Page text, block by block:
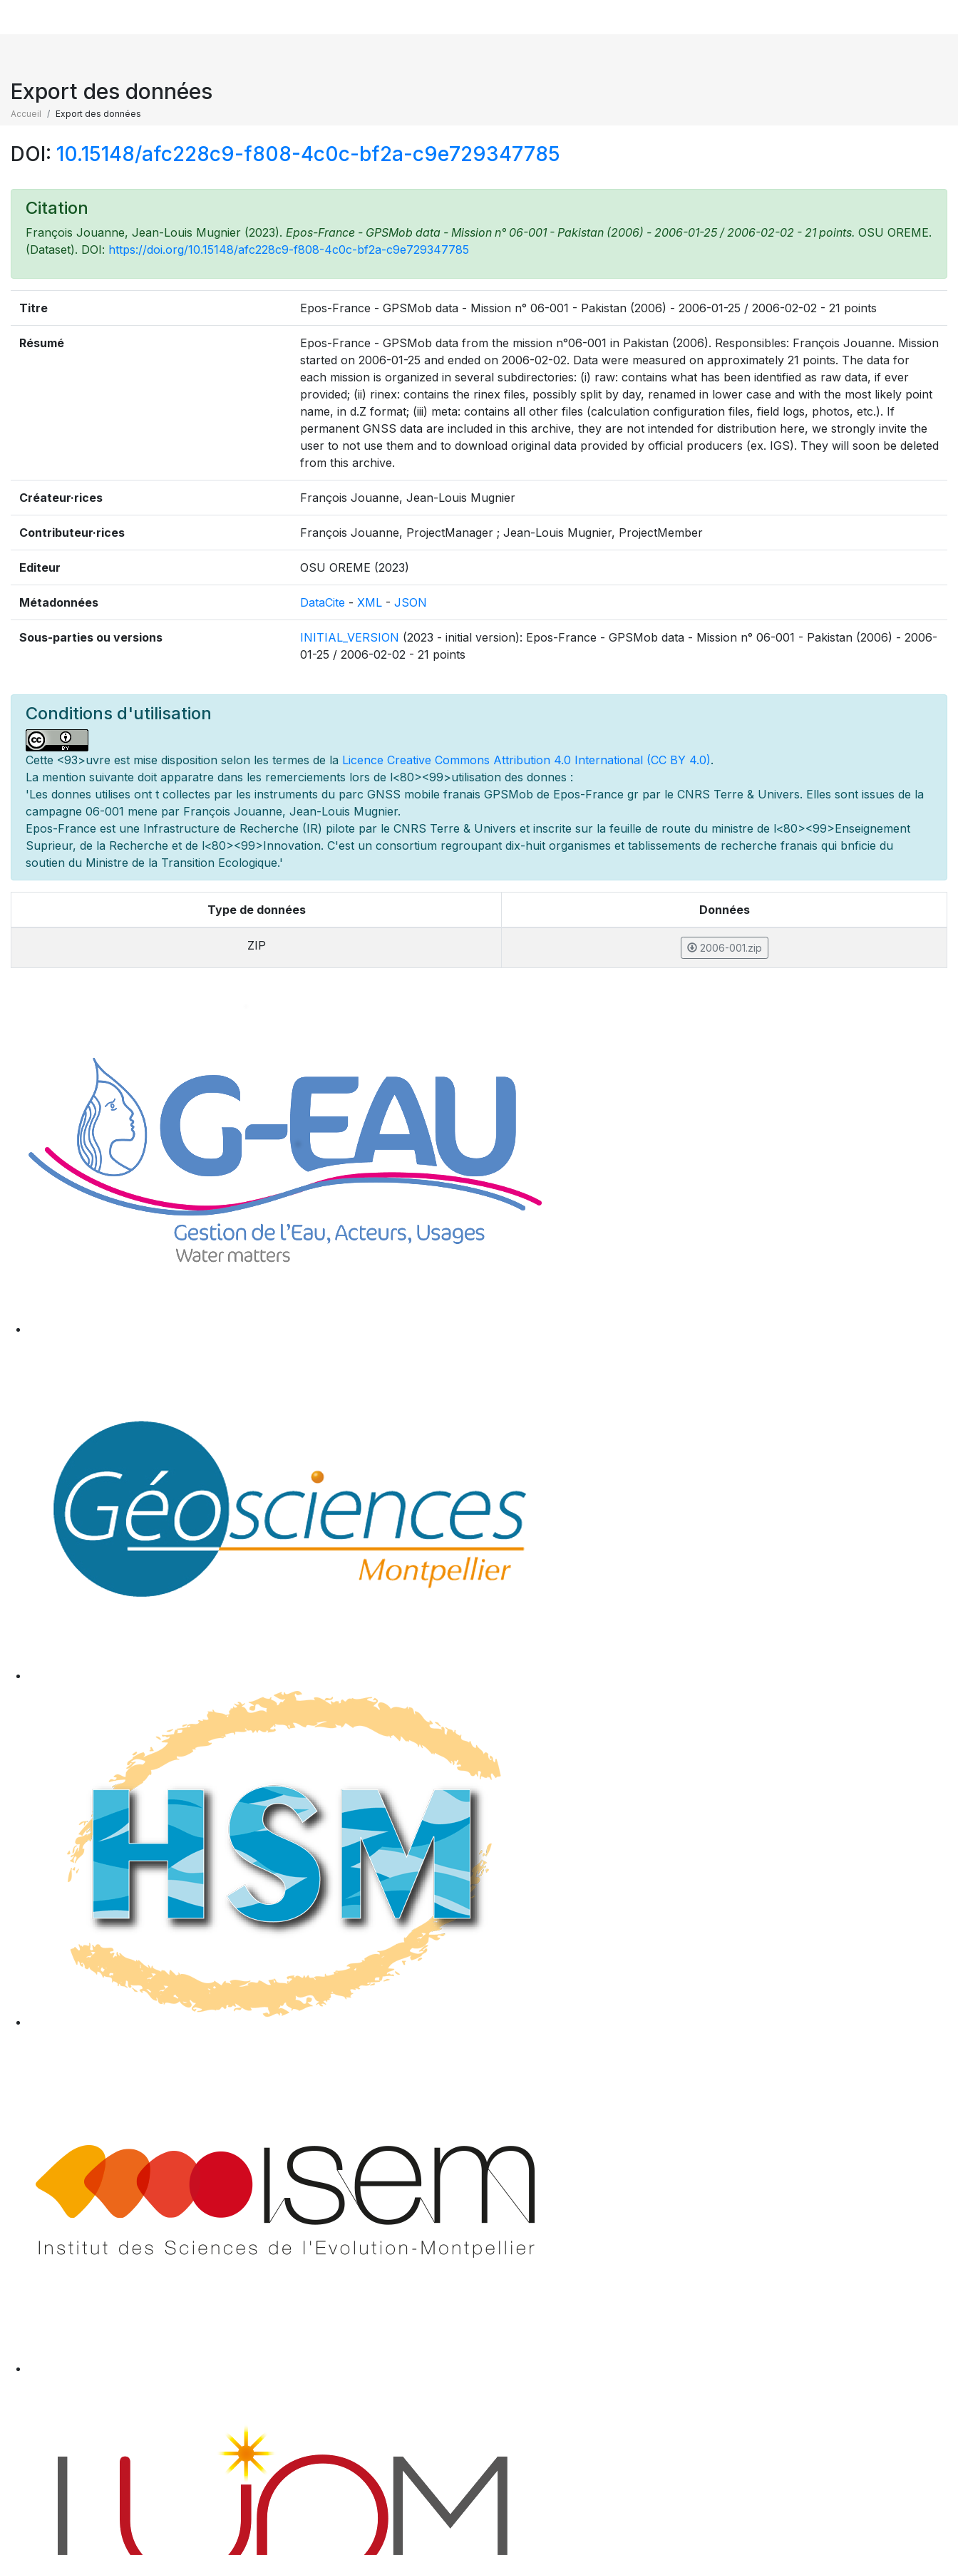
Export des données
Accueil Export des données
DOI: 10.15148/afc228c9-f808-4c0c-bf2a-c9e729347785
Citation
François Jouanne, Jean-Louis Mugnier (2023). Epos-France - GPSMob data - Mission n° 06-001 - Pakistan (2006) - 2006-01-25 / 2006-02-02 - 21 points. OSU OREME.
(Dataset). DOI: https://doi.org/10.15148/afc228c9-f808-4c0c-bf2a-c9e729347785
Titre Epos-France - GPSMob data - Mission n° 06-001 - Pakistan (2006) - 2006-01-25 / 2006-02-02 - 21 points
Résumé
Epos-France - GPSMob data from the mission n°06-001 in Pakistan (2006). Responsibles: François Jouanne. Mission
started on 2006-01-25 and ended on 2006-02-02. Data were measured on approximately 21 points. The data for
each mission is organized in several subdirectories: (i) raw: contains what has been identified as raw data, if ever
provided; (ii) rinex: contains the rinex files, possibly split by day, renamed in lower case and with the most likely point
name, in d.Z format; (iii) meta: contains all other files (calculation configuration files, field logs, photos, etc.). If
permanent GNSS data are included in this archive, they are not intended for distribution here, we strongly invite the
user to not use them and to download original data provided by official producers (ex. IGS). They will soon be deleted
from this archive.
Créateur·rices François Jouanne, Jean-Louis Mugnier
Contributeur·rices François Jouanne, ProjectManager ; Jean-Louis Mugnier, ProjectMember
Editeur OSU OREME (2023)
Métadonnées DataCite - XML - JSON
Sous-parties ou versions INITIAL_VERSION (2023 - initial version): Epos-France - GPSMob data - Mission n° 06-001 - Pakistan (2006) - 2006-
01-25 / 2006-02-02 - 21 points
Conditions d'utilisation
Cette <93>uvre est mise disposition selon les termes de la Licence Creative Commons Attribution 4.0 International (CC BY 4.0).
La mention suivante doit apparatre dans les remerciements lors de l<80><99>utilisation des donnes :
'Les donnes utilises ont t collectes par les instruments du parc GNSS mobile franais GPSMob de Epos-France gr par le CNRS Terre & Univers. Elles sont issues de la
campagne 06-001 mene par François Jouanne, Jean-Louis Mugnier.
Epos-France est une Infrastructure de Recherche (IR) pilote par le CNRS Terre & Univers et inscrite sur la feuille de route du ministre de l<80><99>Enseignement
Suprieur, de la Recherche et de l<80><99>Innovation. C'est un consortium regroupant dix-huit organismes et tablissements de recherche franais qui bnficie du
soutien du Ministre de la Transition Ecologique.'
Type de données Données
ZIP 2006-001.zip